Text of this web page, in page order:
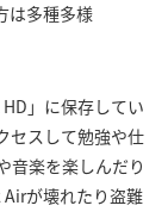
は多種多様
」に保存してい
スして勉強や仕
楽を楽しんだり
が壊れたり盗難